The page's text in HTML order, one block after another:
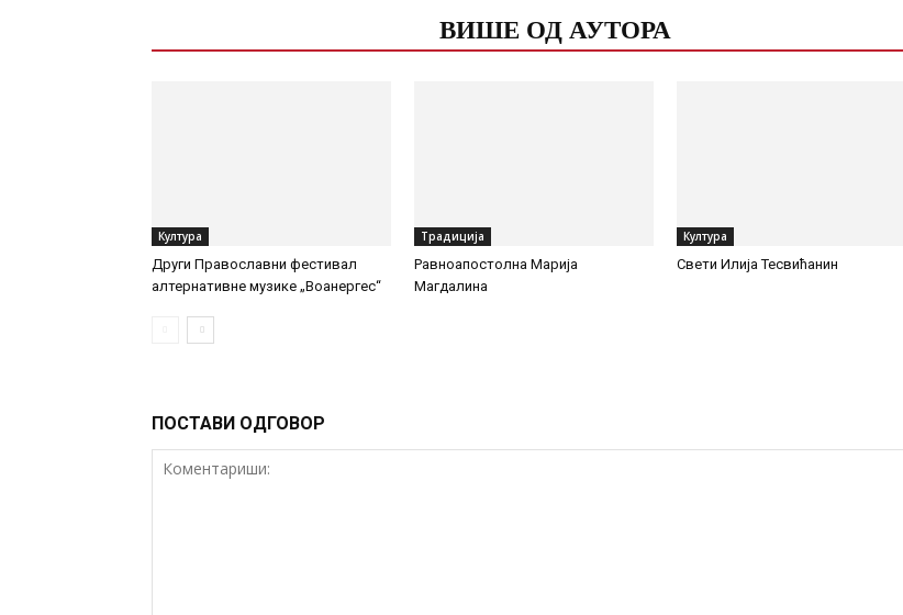
ВИШЕ ОД АУТОРА
Култура
Други Православни фестивал
алтернативне музике „Воанергес“
Традиција
Равноапостолна Марија
Магдалина
Култура
Свети Илија Тесвићанин
ПОСТАВИ ОДГОВОР